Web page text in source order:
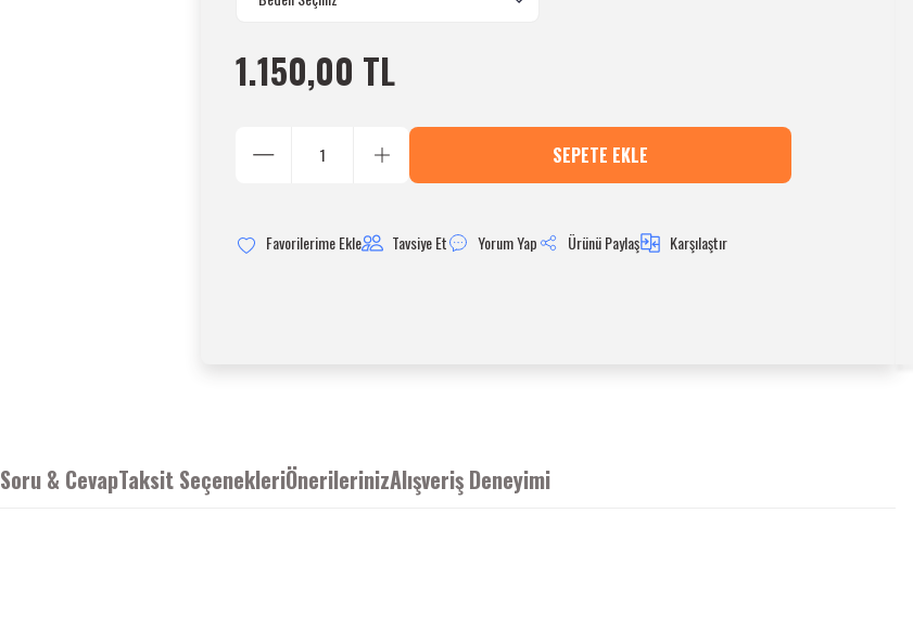
1.150,00 TL
SEPETE EKLE
Tavsiye Et Yorum Yap Ürünü Paylaş Karşılaştır
Soru & CevapTaksit SeçenekleriÖnerilerinizAlışveriş Deneyimi